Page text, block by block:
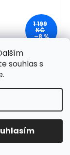
souhlas s
.
1 199
KČ
–8 %
Ghizzani